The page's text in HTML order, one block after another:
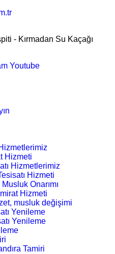
- Kırmadan Su Kaçağı
Youtube
Hizmeti
Hizmetlerimiz
Hizmeti
Onarımı
Hizmeti
musluk değişimi
Yenileme
Yenileme
Tamiri